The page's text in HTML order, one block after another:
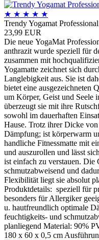
★ ★ ★ ★ ★
Trendy Yogamat
23,99 EUR
Die neue YogaMat
anthrazit wurde speziell für
zusammen mit
Yogamatte zeichnet sich
Langlebigkeit aus. Sie ist
bietet eine ausgezeichneten
um Körper, Geist und Seele
überzeugt sie mit ihre
sowohl im dauerhaften
Hause. Trotz ihrer Dicke
Dämpfung; ist körperwarm
handliche Fitnessmatte mit
und auszurollen und lässt
ist einfach zu verstauen. Die
schmutzabweisend und
Flexibilität liegt sie absolut
Produktdetails: speziell für
besonders für Allergiker
u. hautfreundlich optimale
feuchtigkeits- und
planliegend Material: 90%
180 x 60 x 0,5 cm